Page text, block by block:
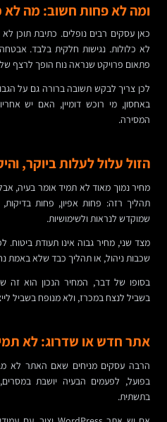
ומה לא פחות חשוב: מה לא
לא כלולות. נגישות חלקית בלבד.
פתאום פרויקט שנראה נוח הופך לרצף
לכן צריך לבקש תשובה ברורה גם על
באחסון, מי רוכש דומיין, האם יש
המסירה.
הזול עלול לעלות ביוקר,
מחיר נמוך מאוד לא תמיד אומר בעיה,
תהליך רזה: פחות אפיון, פחות
שמוקדש לנראות ולשימושיות.
מצד שני, מחיר גבוה אינו תעודת
שכבות ניהול, או תהליך כבד שלא באמת
בסופו של דבר, המחיר הנכון הוא זה
בשביל לנצח במכרז, ולא מנופח בשביל
אתר חדש או שדרוג: לא
הרבה עסקים מניחים שאם האתר לא
בפועל, לפעמים הבעיה יושבת
בתשתית.